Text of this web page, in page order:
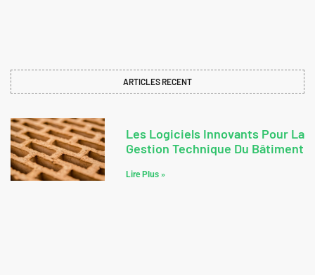
ARTICLES RECENT
Les Logiciels Innovants Pour La
Gestion Technique Du Bâtiment
Lire Plus »